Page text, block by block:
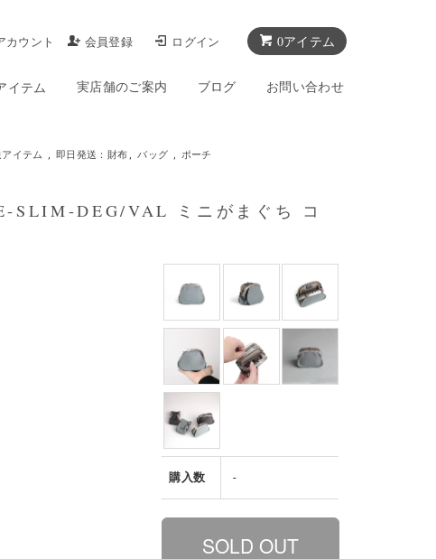
0アイテム
カウント 会員登録 ログイン
イテム 実店舗のご案内 ブログ お問い合わせ
イテム , 即日発送：財布 , バッグ , ポーチ
DEG/VAL ミニがまぐち コ
購入数 -